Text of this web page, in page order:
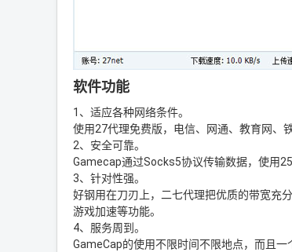
软件功能
1、适应各种网络条件。
使用27代理免费版，电信、网通、教育网、
2、安全可靠。
Gamecap通过Socks5协议传输数据，使用
3、针对性强。
好钢用在刀刃上，二七代理把优质的带宽充
游戏加速等功能。
4、服务周到。
GameCap的使用不限时间不限地点，而且